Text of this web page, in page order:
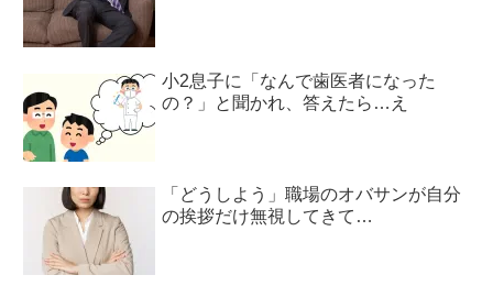
小2息子に「なんで歯医者になった
の？」と聞かれ、答えたら…え
「どうしよう」職場のオバサンが自分
の挨拶だけ無視してきて…